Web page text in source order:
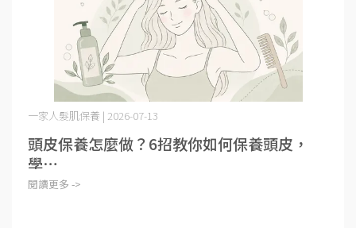
一家人髮肌保養 | 2026-07-13
頭皮保養怎麼做？6招教你如何保養頭皮，
學⋯
閱讀更多 ->